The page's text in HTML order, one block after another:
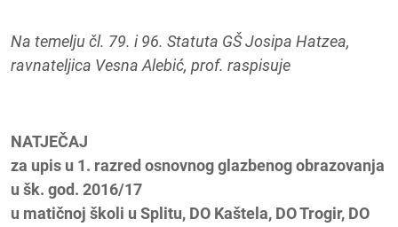
Na temelju čl. 79. i 96. Statuta GŠ Josipa Hatzea,
ravnateljica Vesna Alebić, prof. raspisuje
NATJEČAJ
za upis u 1. razred osnovnog glazbenog obrazovanja
u šk. god. 2016/17
u matičnoj školi u Splitu, DO Kaštela, DO Trogir, DO